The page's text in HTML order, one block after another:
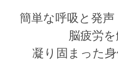
簡単な呼吸と発
脳疲労を
凝り固まった